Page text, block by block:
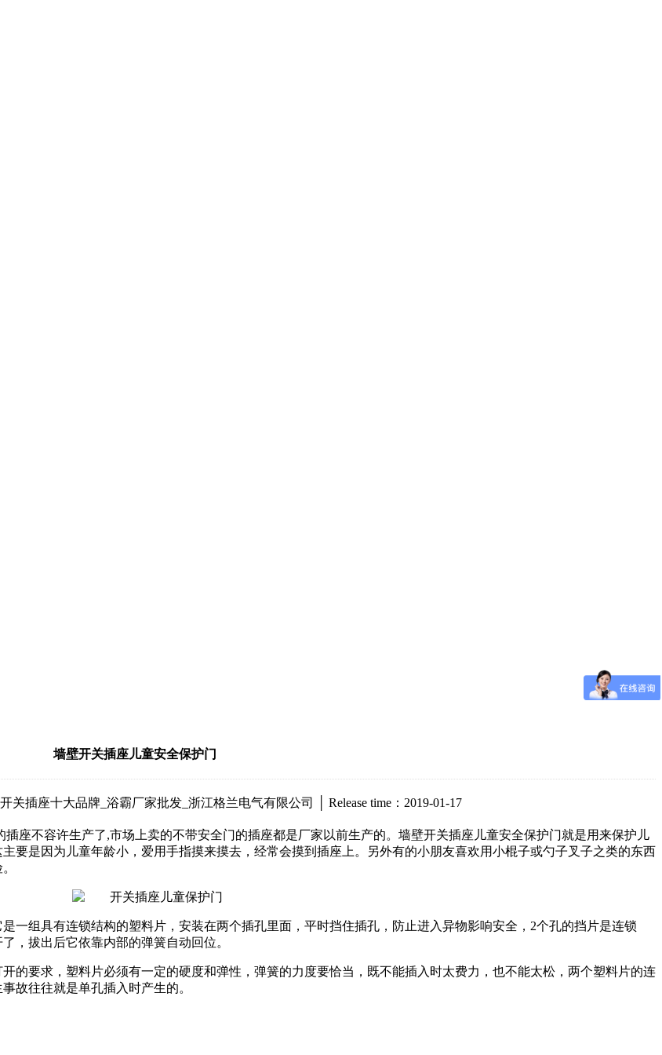
墙壁开关插座儿童安全保护门
关插座十大品牌_浴霸厂家批发_浙江格兰电气有限公司 │ Release time：2019-01-17
座不容许生产了,市场上卖的不带安全门的插座都是厂家以前生产的。墙壁开关插座儿童安全保护门就是用来保护儿
要是因为儿童年龄小，爱用手指摸来摸去，经常会摸到插座上。另外有的小朋友喜欢用小棍子或勺子叉子之类的东西
一组具有连锁结构的塑料片，安装在两个插孔里面，平时挡住插孔，防止进入异物影响安全，2个孔的挡片是连锁
，拔出后它依靠内部的弹簧自动回位。
的要求，塑料片必须有一定的硬度和弹性，弹簧的力度要恰当，既不能插入时太费力，也不能太松，两个塑料片的连
故往往就是单孔插入时产生的。